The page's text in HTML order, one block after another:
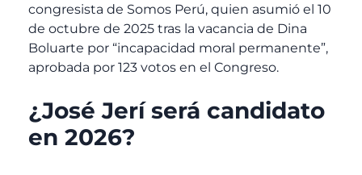
congresista de Somos Perú, quien asumió el 10
de octubre de 2025 tras la vacancia de Dina
Boluarte por “incapacidad moral permanente”,
aprobada por 123 votos en el Congreso.
¿José Jerí será candidato
en 2026?